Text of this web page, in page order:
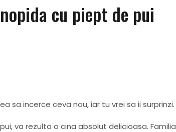
cu piept de pui
sa incerce ceva nou, iar tu vrei sa ii surprinzi.
va rezulta o cina absolut delicioasa. Familia